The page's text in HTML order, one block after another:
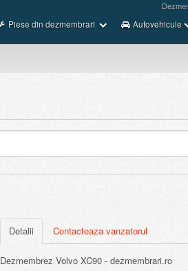
Piese din dezmembrari Autovehicule
Detalii Contacteaza vanzatorul
Dezmembrez Volvo XC90 - dezmembrari.ro